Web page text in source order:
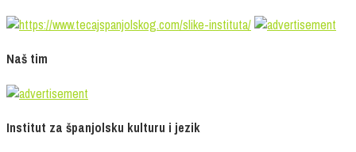
Naš tim
Institut za španjolsku kulturu i jezik